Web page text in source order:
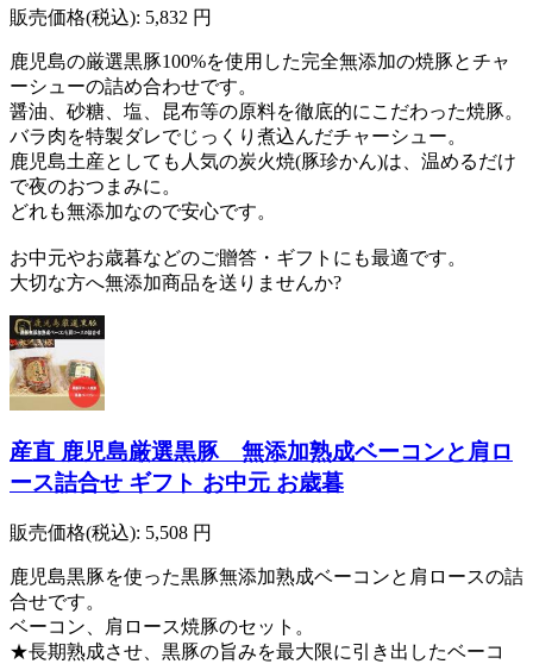
販売価格(税込): 5,832 円
鹿児島の厳選黒豚100%を使用した完全無添加の焼豚とチャ
ーシューの詰め合わせです。
醤油、砂糖、塩、昆布等の原料を徹底的にこだわった焼豚。
バラ肉を特製ダレでじっくり煮込んだチャーシュー。
鹿児島土産としても人気の炭火焼(豚珍かん)は、温めるだけ
で夜のおつまみに。
どれも無添加なので安心です。
お中元やお歳暮などのご贈答・ギフトにも最適です。
大切な方へ無添加商品を送りませんか?
産直 鹿児島厳選黒豚 無添加熟成ベーコンと肩ロ
ース詰合せ ギフト お中元 お歳暮
販売価格(税込): 5,508 円
鹿児島黒豚を使った黒豚無添加熟成ベーコンと肩ロースの詰
合せです。
ベーコン、肩ロース焼豚のセット。
★長期熟成させ、黒豚の旨みを最大限に引き出したベーコ